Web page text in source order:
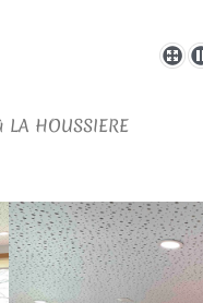
HOUSSIERE